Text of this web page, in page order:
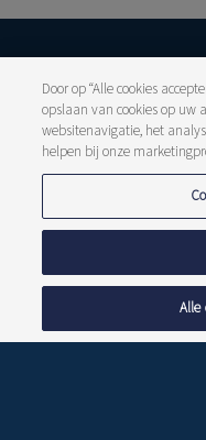
Uw vermogen
Vermogensbeheer
Vermogensplanning
Uw onderneming
Over ons
Duurzame aanpak
Door op “Alle cookies
opslaan van cookies op uw
websitenavigatie, het
helpen bij onze
Alle